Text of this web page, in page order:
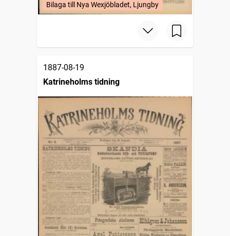
Bilaga till Nya Wexjöbladet, Ljungby
1887-08-19
Katrineholms tidning